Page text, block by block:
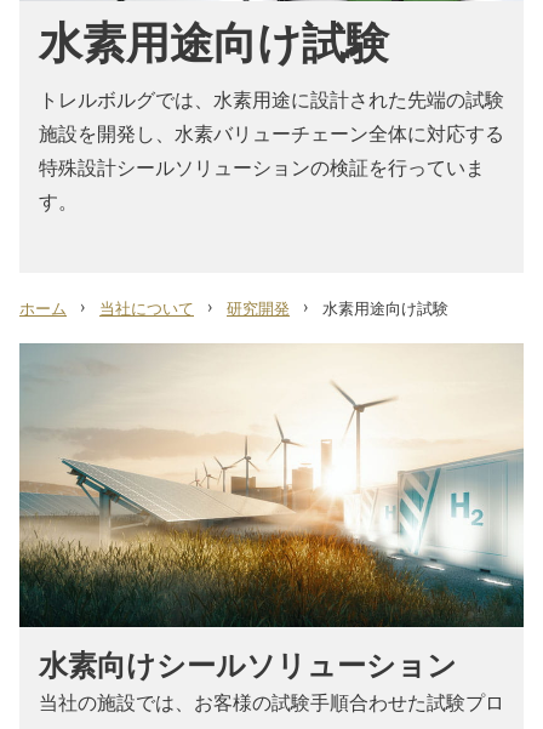
水素用途向け試験
トレルボルグでは、水素用途に設計された先端の試験
施設を開発し、水素バリューチェーン全体に対応する
特殊設計シールソリューションの検証を行っていま
す。
ホーム › 当社について › 研究開発 › 水素用途向け試験
水素向けシールソリューション
当社の施設では、お客様の試験手順合わせた試験プロ